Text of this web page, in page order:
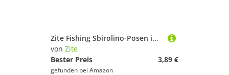
Zite Fishing Sbirolino-Posen im Doppelpack | Sbirulino 20g Schwimmend 2 STK | Schlepp-Pose für Forellenangeln mit Teig & Trout Spoon | Aerodynamisches Design für hohe Wurfweiten
von Zite
Bester Preis
3,89 €
gefunden bei Amazon